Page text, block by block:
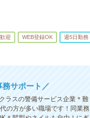
迎 WEB登録OK 週5日勤務
サポート／
ラスの警備サービス企業＊難
の方が多い職場です！同業務